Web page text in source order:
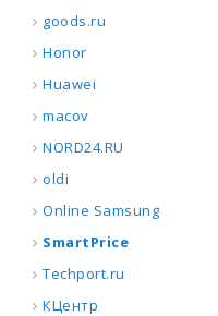
goods.ru
Honor
Huawei
macov
NORD24.RU
oldi
Online Samsung
SmartPrice
Techport.ru
КЦентр